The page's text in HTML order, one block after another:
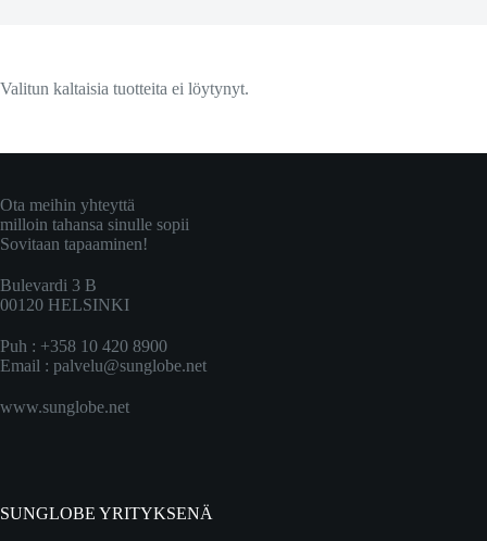
Valitun kaltaisia tuotteita ei löytynyt.
Ota meihin yhteyttä
milloin tahansa sinulle sopii
Sovitaan tapaaminen!
Bulevardi 3 B
00120 HELSINKI
Puh : +358 10 420 8900
Email : palvelu@sunglobe.net
www.sunglobe.net
SUNGLOBE YRITYKSENÄ